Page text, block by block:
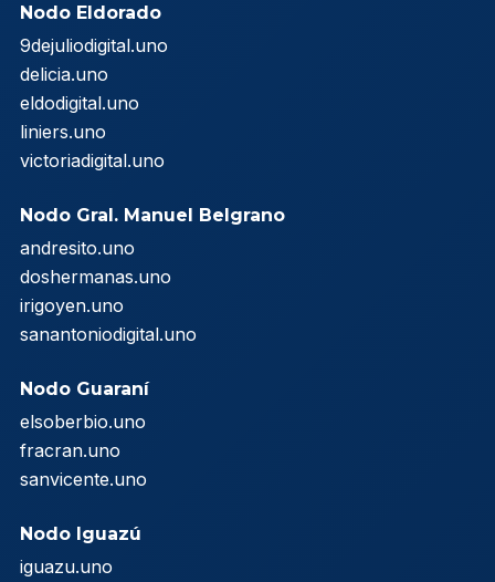
Nodo Eldorado
9dejuliodigital.uno
delicia.uno
eldodigital.uno
liniers.uno
victoriadigital.uno
Nodo Gral. Manuel Belgrano
andresito.uno
doshermanas.uno
irigoyen.uno
sanantoniodigital.uno
Nodo Guaraní
elsoberbio.uno
fracran.uno
sanvicente.uno
Nodo Iguazú
iguazu.uno